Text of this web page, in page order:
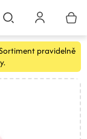
pravidelně